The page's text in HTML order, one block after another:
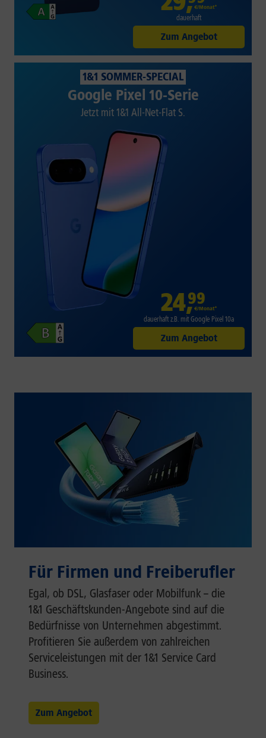
€/Monat*
dauerhaft
Zum Angebot
1&1 SOMMER-SPECIAL
Google Pixel 10-Serie
Jetzt mit 1&1 All-Net-Flat S.
24,99
€/Monat*
dauerhaft z.B. mit Google Pixel 10a
Zum Angebot
Für Firmen und Freiberufler
Egal, ob DSL, Glasfaser oder Mobilfunk – die
1&1 Geschäftskunden-Angebote sind auf die
Bedürfnisse von Unternehmen abgestimmt.
Profitieren Sie außerdem von zahlreichen
Serviceleistungen mit der 1&1 Service Card
Business.
Zum Angebot